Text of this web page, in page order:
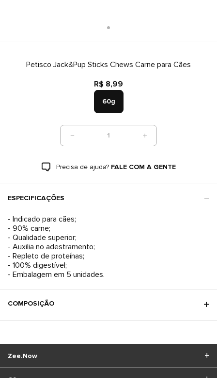
Petisco Jack&Pup Sticks Chews Carne para Cães
R$ 8,99
60g
1
Precisa de ajuda? FALE COM A GENTE
ESPECIFICAÇÕES
- Indicado para cães;
- 90% carne;
- Qualidade superior;
- Auxilia no adestramento;
- Repleto de proteínas;
- 100% digestível;
- Embalagem em 5 unidades.
COMPOSIÇÃO
Zee.Now